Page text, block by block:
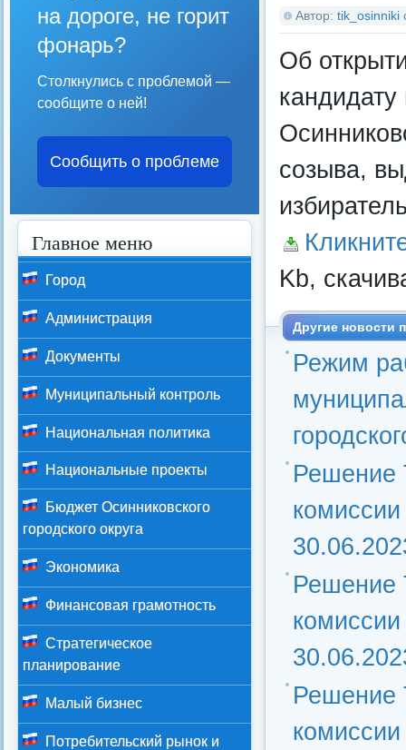
Автор: tik_osinniki
Об
созыва,
Kb,
Другие новости
Режим
Решение
комиссии
Решение
комиссии
Решение
комиссии
на дороге, не горит
фонарь?
Столкнулись с проблемой —
сообщите о ней!
Сообщить о проблеме
Главное меню
Город
Администрация
Документы
Муниципальный контроль
Национальная политика
Национальные проекты
Бюджет Осинниковского
городского округа
Экономика
Финансовая грамотность
Стратегическое
планирование
Малый бизнес
Потребительский рынок и